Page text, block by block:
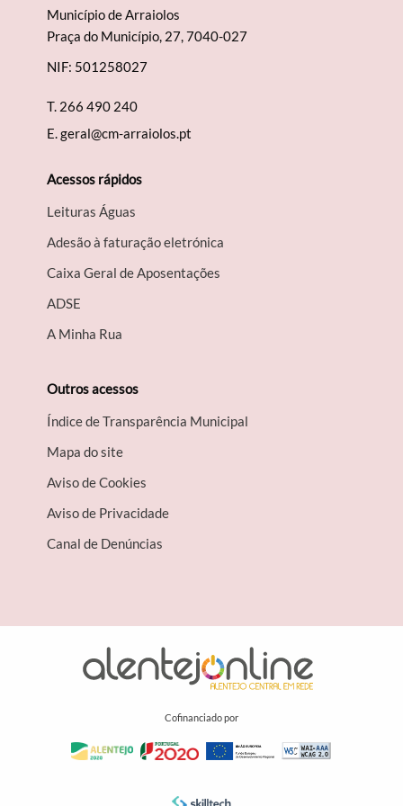
Município de Arraiolos
Praça do Município, 27, 7040-027
NIF: 501258027
T. 266 490 240
E.geral@cm-arraiolos.pt
Acessos rápidos
Leituras Águas
Adesão à faturação eletrónica
Caixa Geral de Aposentações
A​DSE
A Minha Rua
Outros acessos
Índice de Transparência Municipal
Mapa do site
Aviso de Cookies
Aviso de Privacidade
Canal de Denúncias
Cofinanciado por